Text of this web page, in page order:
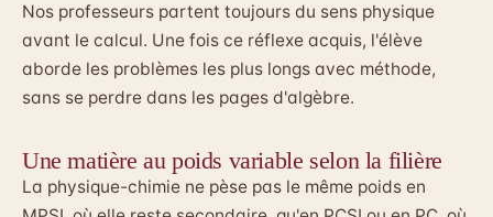
Nos professeurs partent toujours du sens physique
avant le calcul. Une fois ce réflexe acquis, l'élève
aborde les problèmes les plus longs avec méthode,
sans se perdre dans les pages d'algèbre.
Une matière au poids variable selon la filière
La physique-chimie ne pèse pas le même poids en